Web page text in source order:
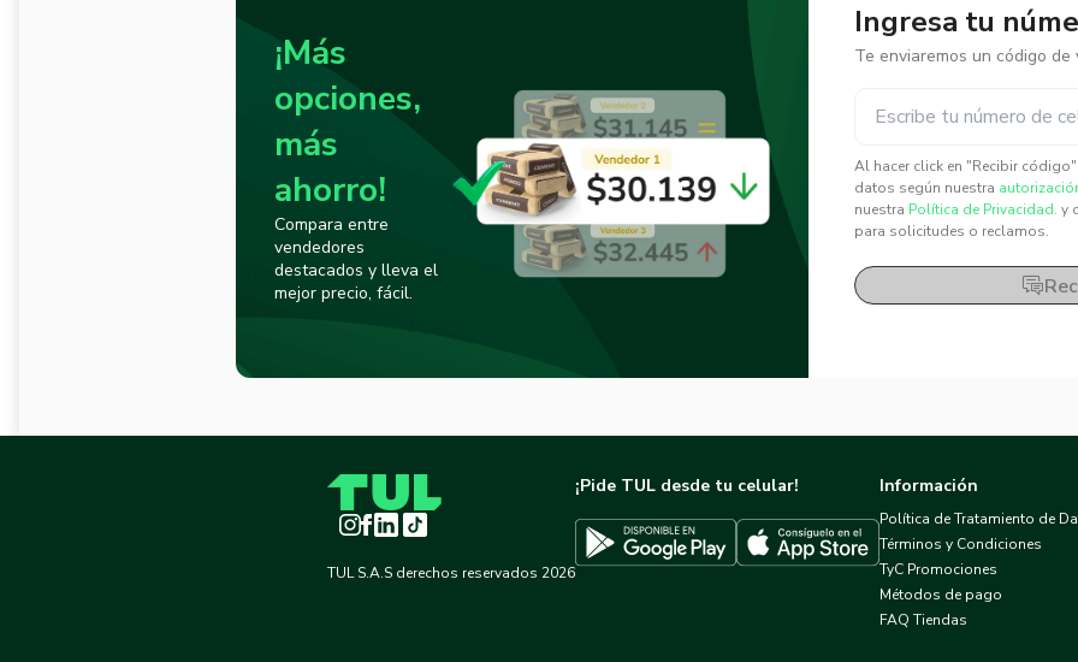
¡Más
opciones,
más
ahorro!
Compara entre
vendedores
destacados y lleva el
mejor precio, fácil.
Ingresa tu
Te enviaremos un código de
Al hacer click en "Recibir
datos según nuestra
nuestra Política de Privacidad. y
para solicitudes o reclamos.
Instagram
Facebook
LinkedInTikTok
TUL S.A.S derechos reservados 2026
¡Pide TUL desde tu celular!
Descargar TUL en Google PlayDescargar TUL en App Store
Información
Política de Tratamiento de
Términos y Condiciones
TyC Promociones
Métodos de pago
FAQ Tiendas